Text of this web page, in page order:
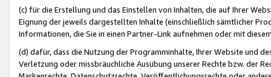
(c) für die Erstellung und das Einstellen von Inhalten, die auf Ihrer
Eignung der jeweils dargestellten Inhalte (einschließlich sämtlicher
Informationen, die Sie in einen Partner-Link aufnehmen oder mit
(d) dafür, dass die Nutzung der Programminhalte, Ihrer Website und
Verletzung oder missbräuchliche Ausübung unserer Rechte bzw. der